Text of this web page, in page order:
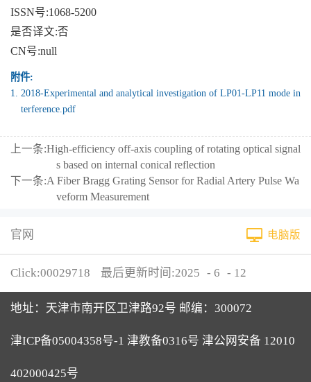
ISSN号:1068-5200
是否译文:否
CN号:null
附件:
1.
2018-Experimental and analytical investigation of LP01-LP11 mode in
terference.pdf
上一条:High-efficiency off-axis coupling of rotating optical signal
s based on internal conical reflection
下一条:A Fiber Bragg Grating Sensor for Radial Artery Pulse Wa
veform Measurement
官网 电脑版
Click:00029718 最后更新时间:2025 - 6 - 12
地址：天津市南开区卫津路92号 邮编：300072
津ICP备05004358号-1 津教备0316号 津公网安备 12010
402000425号